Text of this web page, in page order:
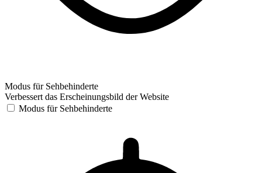
Modus für Sehbehinderte
Verbessert das Erscheinungsbild der Website
Modus für Sehbehinderte